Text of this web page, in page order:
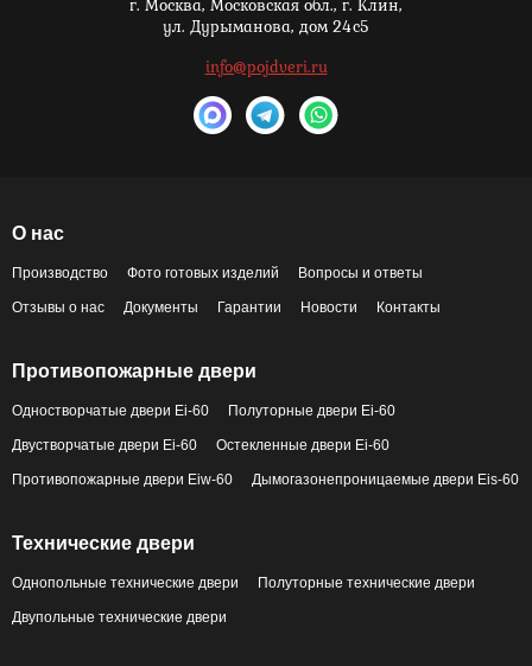
ул. Дурыманова, дом 24с5
info@pojdveri.ru
О нас
Производство Фото готовых изделий Вопросы и ответы
Отзывы о нас Документы Гарантии Новости Контакты
Противопожарные двери
Одностворчатые двери Ei-60 Полуторные двери Ei-60
Двустворчатые двери Ei-60 Остекленные двери Ei-60
Противопожарные двери Eiw-60 Дымогазонепроницаемые двери Eis-60
Технические двери
Однопольные технические двери Полуторные технические двери
Двупольные технические двери